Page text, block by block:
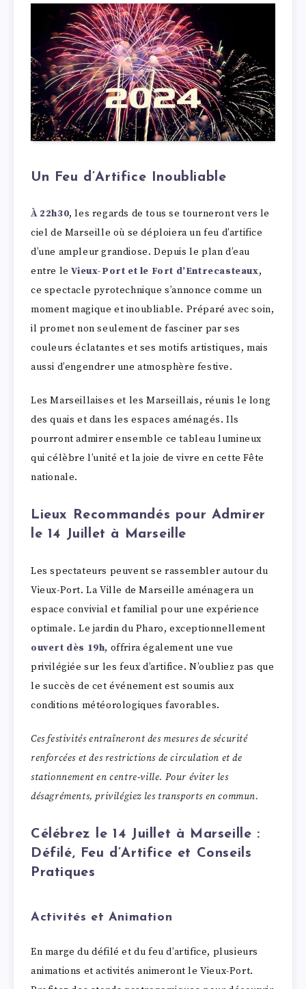
Un Feu d’Artifice Inoubliable
À 22h30, les regards de tous se tourneront vers le
ciel de Marseille où se déploiera un feu d’artifice
d’une ampleur grandiose. Depuis le plan d’eau
entre le Vieux-Port et le Fort d’Entrecasteaux,
ce spectacle pyrotechnique s’annonce comme un
moment magique et inoubliable. Préparé avec soin,
il promet non seulement de fasciner par ses
couleurs éclatantes et ses motifs artistiques, mais
aussi d’engendrer une atmosphère festive.
Les Marseillaises et les Marseillais, réunis le long
des quais et dans les espaces aménagés. Ils
pourront admirer ensemble ce tableau lumineux
qui célèbre l’unité et la joie de vivre en cette Fête
nationale.
Lieux Recommandés pour Admirer
le 14 Juillet à Marseille
Les spectateurs peuvent se rassembler autour du
Vieux-Port. La Ville de Marseille aménagera un
espace convivial et familial pour une expérience
optimale. Le jardin du Pharo, exceptionnellement
ouvert dès 19h, offrira également une vue
privilégiée sur les feux d’artifice. N’oubliez pas que
le succès de cet événement est soumis aux
conditions météorologiques favorables.
Ces festivités entraîneront des mesures de sécurité
renforcées et des restrictions de circulation et de
stationnement en centre-ville. Pour éviter les
désagréments, privilégiez les transports en commun.
Célébrez le 14 Juillet à Marseille :
Défilé, Feu d’Artifice et Conseils
Pratiques
Activités et Animation
En marge du défilé et du feu d’artifice, plusieurs
animations et activités animeront le Vieux-Port.